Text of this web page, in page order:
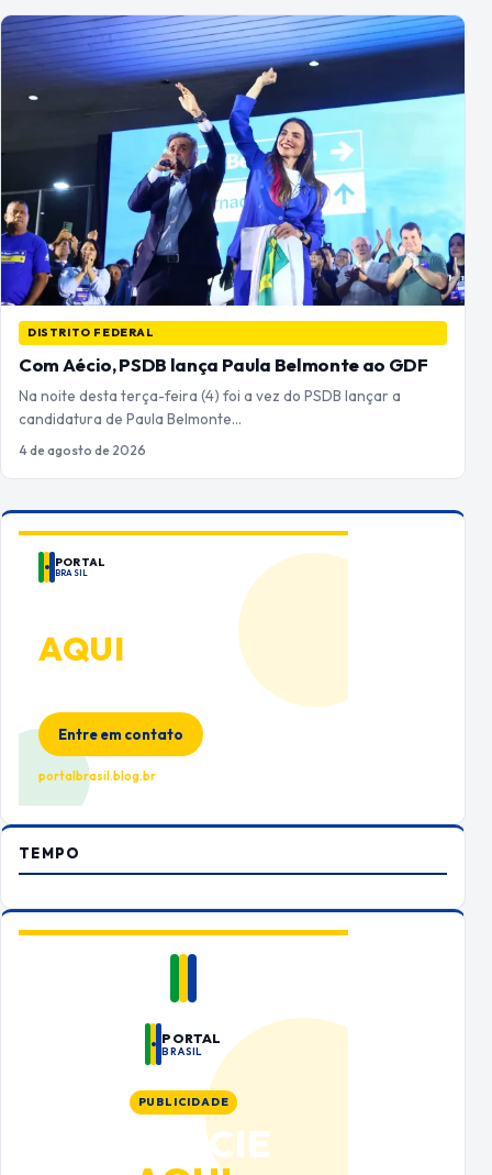
DISTRITO FEDERAL
Com Aécio, PSDB lança Paula Belmonte ao GDF
Na noite desta terça-feira (4) foi a vez do PSDB lançar a
candidatura de Paula Belmonte…
4 de agosto de 2026
PORTAL
BRASIL
AQUI
Entre em contato
portalbrasil.blog.br
TEMPO
PORTAL
BRASIL
PUBLICIDADE
ANUNCIE